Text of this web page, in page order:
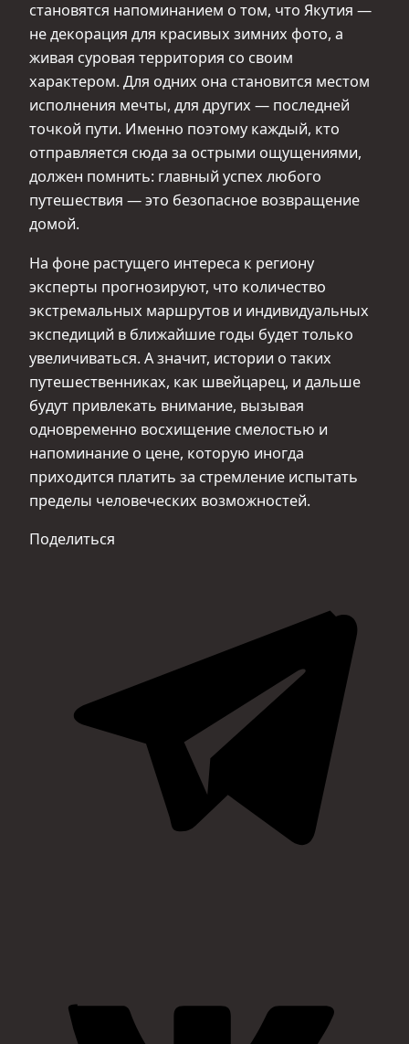
становятся напоминанием о том, что Якутия —
не декорация для красивых зимних фото, а
живая суровая территория со своим
характером. Для одних она становится местом
исполнения мечты, для других — последней
точкой пути. Именно поэтому каждый, кто
отправляется сюда за острыми ощущениями,
должен помнить: главный успех любого
путешествия — это безопасное возвращение
домой.
На фоне растущего интереса к региону
эксперты прогнозируют, что количество
экстремальных маршрутов и индивидуальных
экспедиций в ближайшие годы будет только
увеличиваться. А значит, истории о таких
путешественниках, как швейцарец, и дальше
будут привлекать внимание, вызывая
одновременно восхищение смелостью и
напоминание о цене, которую иногда
приходится платить за стремление испытать
пределы человеческих возможностей.
Поделиться